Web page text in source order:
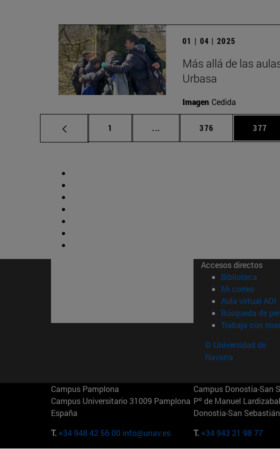
01 | 04 | 2025
Más allá de las
Urbasa
Imagen Cedida
Página
1 ... Páginas intermedias Use TAB
Página
376 Página
377
Accesos directos
Biblioteca
Mi correo(abre
Aula virtual ADI
Búsqueda de
Trabaja con
© Universidad de
Navarra
Campus Pamplona
Campus Universitario 31009 Pamplona
España
T.+34 948 42 56 00 info@unav.es
Campus Donostia-San
Pº de Manuel
Donostia-San
T.+34 943 21 98 77